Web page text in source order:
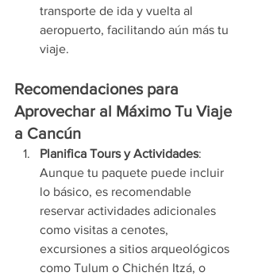
transporte de ida y vuelta al
aeropuerto, facilitando aún más tu
viaje.
Recomendaciones para
Aprovechar al Máximo Tu Viaje
a Cancún
Planifica Tours y Actividades:
Aunque tu paquete puede incluir
lo básico, es recomendable
reservar actividades adicionales
como visitas a cenotes,
excursiones a sitios arqueológicos
como Tulum o Chichén Itzá, o